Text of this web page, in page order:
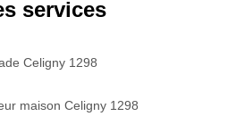
services
Celigny 1298
maison Celigny 1298